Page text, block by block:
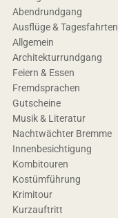
Abendrundgang
Ausflüge & Tagesfahrten
Allgemein
Architekturrundgang
Feiern & Essen
Fremdsprachen
Gutscheine
Musik & Literatur
Nachtwächter Bremme
Innenbesichtigung
Kombitouren
Kostümführung
Krimitour
Kurzauftritt